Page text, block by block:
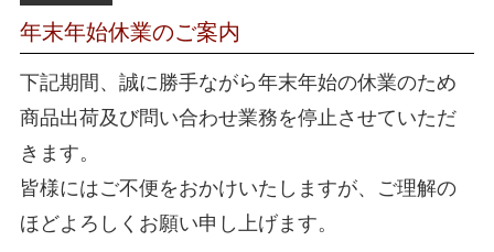
年末年始休業のご案内
下記期間、誠に勝手ながら年末年始の休業のため
商品出荷及び問い合わせ業務を停止させていただ
きます。
皆様にはご不便をおかけいたしますが、ご理解の
ほどよろしくお願い申し上げます。